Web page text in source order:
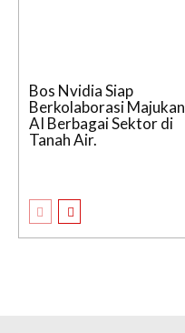
Bos Nvidia Siap
Berkolaborasi Majukan
AI Berbagai Sektor di
Tanah Air.